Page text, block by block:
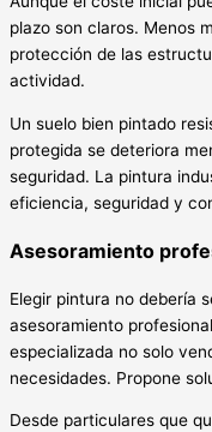
plazo son claros. Menos
protección de las
actividad.
Un suelo bien pintado
protegida se deteriora
seguridad. La pintura
eficiencia, seguridad y
Asesoramiento
Elegir pintura no debería
asesoramiento
especializada no solo
necesidades. Propone
Desde particulares que